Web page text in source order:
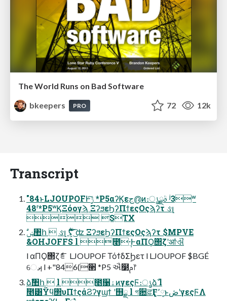
The World Runs on Bad Software
bkeepers
PRO 72 12k
Transcript
"84ͱLJOUPOFͰ࣮ݱͨ͠ *P5αʔϏεج൫ͷ։ൃࣄྫ ʲ3ʷ
48ʳ*P5ʷϏΞόογϡ ΞʔϧεϦʔΠϯεςΟςϡʔτ ઙլ
 STX
&OHJOFFS l ೥݄·ͰαΠϘ΢ζʹॴଐ
l αΠϘ΢ζެೝ LJOUPOF ΤόϯδΣϦετ l LJOUPOF $BGÉ
େࡕ l +"846(ؔ੢ *P5 ઐ໳ࢧ෦
ձࣾ঺հ  l ೥૑ۀͷγεςϜ։ൃձࣾ l
ۙ೥͸Ϋϥ΢υΠϯςάϨʔγϣϯ ʹ஫ྗ l গ਺ਫ਼ӶͰ͓٬༷ͱڞʹγεςϜΛ